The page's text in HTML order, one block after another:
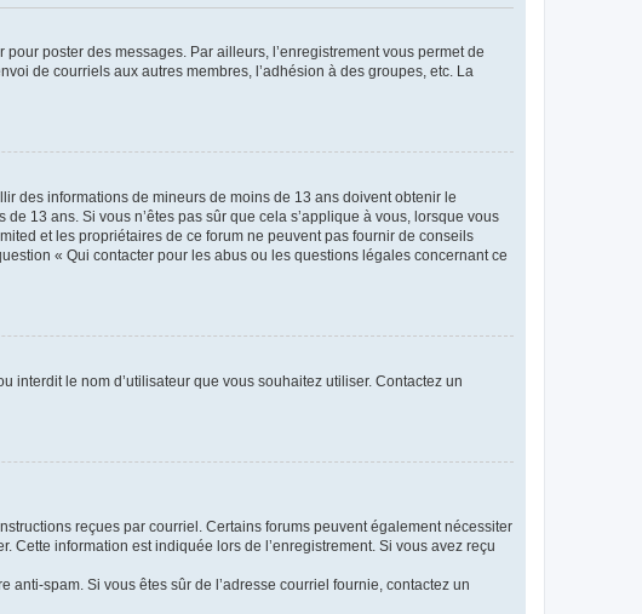
poster des messages. Par ailleurs, l’enregistrement vous permet de
de courriels aux autres membres, l’adhésion à des groupes, etc. La
des informations de mineurs de moins de 13 ans doivent obtenir le
13 ans. Si vous n’êtes pas sûr que cela s’applique à vous, lorsque vous
et les propriétaires de ce forum ne peuvent pas fournir de conseils
« Qui contacter pour les abus ou les questions légales concernant ce
interdit le nom d’utilisateur que vous souhaitez utiliser. Contactez un
reçues par courriel. Certains forums peuvent également nécessiter
information est indiquée lors de l’enregistrement. Si vous avez reçu
spam. Si vous êtes sûr de l’adresse courriel fournie, contactez un